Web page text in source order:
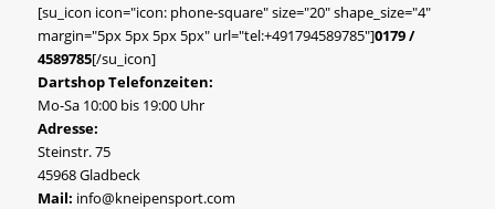
[su_icon icon="icon: phone-square" size="20" shape_size="4"
margin="5px 5px 5px 5px" url="tel:+491794589785"]0179 /
4589785[/su_icon]
Dartshop Telefonzeiten:
Mo-Sa 10:00 bis 19:00 Uhr
Adresse:
Steinstr. 75
45968 Gladbeck
Mail: info@kneipensport.com